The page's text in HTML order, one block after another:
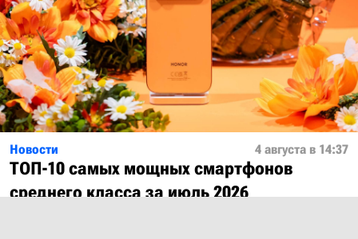
Новости 4 августа в 14:37
ТОП-10 самых мощных смартфонов
среднего класса за июль 2026